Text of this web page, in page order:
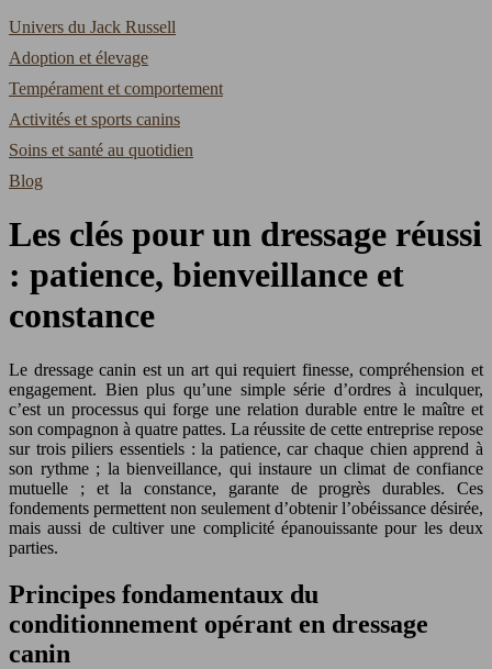
Univers du Jack Russell
Adoption et élevage
Tempérament et comportement
Activités et sports canins
Soins et santé au quotidien
Blog
Les clés pour un dressage réussi
: patience, bienveillance et
constance
Le dressage canin est un art qui requiert finesse, compréhension et
engagement. Bien plus qu’une simple série d’ordres à inculquer,
c’est un processus qui forge une relation durable entre le maître et
son compagnon à quatre pattes. La réussite de cette entreprise repose
sur trois piliers essentiels : la patience, car chaque chien apprend à
son rythme ; la bienveillance, qui instaure un climat de confiance
mutuelle ; et la constance, garante de progrès durables. Ces
fondements permettent non seulement d’obtenir l’obéissance désirée,
mais aussi de cultiver une complicité épanouissante pour les deux
parties.
Principes fondamentaux du
conditionnement opérant en dressage
canin